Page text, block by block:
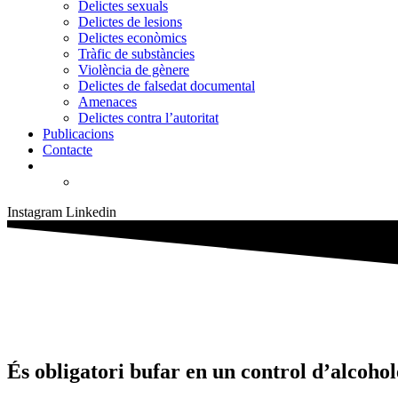
Delictes sexuals
Delictes de lesions
Delictes econòmics
Tràfic de substàncies
Violència de gènere
Delictes de falsedat documental
Amenaces
Delictes contra l’autoritat
Publicacions
Contacte
Instagram Linkedin
És obligatori bufar en un control